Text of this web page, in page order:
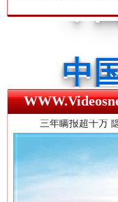
中
中
中
三年瞒报超千万